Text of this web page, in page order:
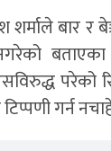
शर्माले बार र
परेको
गर्न